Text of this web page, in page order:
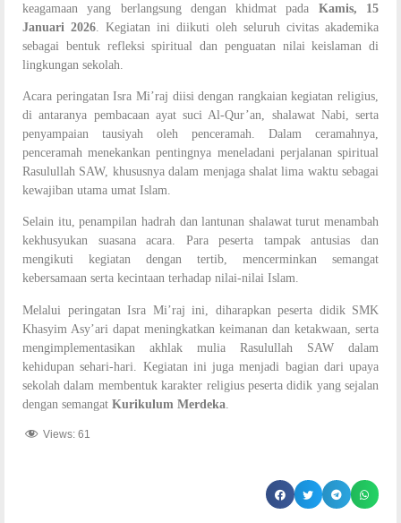
keagamaan yang berlangsung dengan khidmat pada Kamis, 15
Januari 2026 . Kegiatan ini diikuti oleh seluruh civitas akademika
sebagai bentuk refleksi spiritual dan penguatan nilai keislaman di
lingkungan sekolah.
Acara peringatan Isra Mi’raj diisi dengan rangkaian kegiatan religius,
di antaranya pembacaan ayat suci Al-Qur’an, shalawat Nabi, serta
penyampaian tausiyah oleh penceramah. Dalam ceramahnya,
penceramah menekankan pentingnya meneladani perjalanan spiritual
Rasulullah SAW, khususnya dalam menjaga shalat lima waktu sebagai
kewajiban utama umat Islam.
Selain itu, penampilan hadrah dan lantunan shalawat turut menambah
kekhusyukan suasana acara. Para peserta tampak antusias dan
mengikuti kegiatan dengan tertib, mencerminkan semangat
kebersamaan serta kecintaan terhadap nilai-nilai Islam.
Melalui peringatan Isra Mi’raj ini, diharapkan peserta didik SMK
Khasyim Asy’ari dapat meningkatkan keimanan dan ketakwaan, serta
mengimplementasikan akhlak mulia Rasulullah SAW dalam
kehidupan sehari-hari. Kegiatan ini juga menjadi bagian dari upaya
sekolah dalam membentuk karakter religius peserta didik yang sejalan
dengan semangat Kurikulum Merdeka
Views: 61